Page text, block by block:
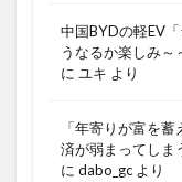
中国BYDの軽EV
うなるか楽しみ～
に ユキ より
「年寄りが富を
済が弱まってしま
に dabo_gc より